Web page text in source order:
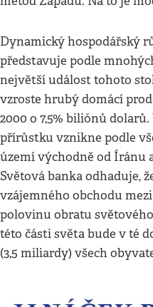
Dynamický hospodářský
představuje podle
největší událost tohoto
vzroste hrubý domácí
2000 o 7,5% biliónů
přírůstku vznikne podle
území východně od Íránu
Světová banka odhaduje,
vzájemného obchodu
polovinu obratu
této části světa bude v té
(3,5 miliardy) všech